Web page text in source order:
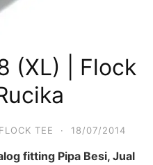
(XL) | Flock
TEE · 18/07/2014
fitting Pipa Besi, Jual